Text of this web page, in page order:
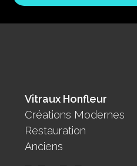
Vitraux Honfleur
Créations Modernes
Restauration
Anciens